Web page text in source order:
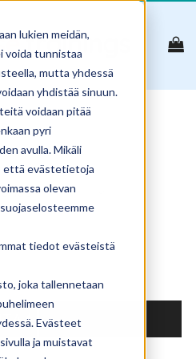
lukien meidän,
voida tunnistaa
mutta yhdessä
yhdistää sinuun.
voidaan pitää
pyri
avulla. Mikäli
että evästetietoja
olevan
tiedot evästeistä
joka tallennetaan
Evästeet
ja muistavat